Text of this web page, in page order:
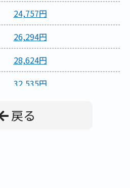
24,757円
26,294円
28,624円
32,535円
戻る